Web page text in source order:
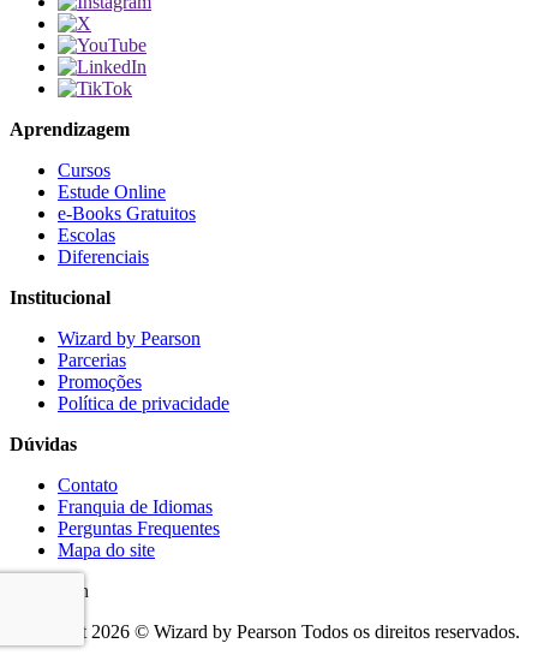
Aprendizagem
Cursos
Estude Online
e-Books Gratuitos
Escolas
Diferenciais
Institucional
Wizard by Pearson
Parcerias
Promoções
Política de privacidade
Dúvidas
Contato
Franquia de Idiomas
Perguntas Frequentes
Mapa do site
Copyright 2026 © Wizard by Pearson Todos os direitos reservados.